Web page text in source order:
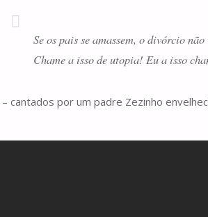
Se os pais se amassem, o divórcio
Chame a isso de utopia! Eu a isso
cantados por um padre Zezinho